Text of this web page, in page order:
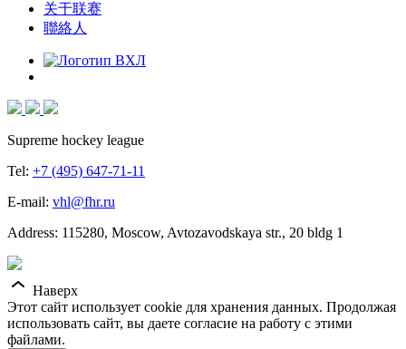
关于联赛
聯絡人
Supreme hockey league
Tel: +7 (495) 647-71-11
E-mail: vhl@fhr.ru
Address: 115280, Moscow, Avtozavodskaya str., 20 bldg 1
Наверх
Этот сайт использует cookie для хранения данных. Продолжая
использовать сайт, вы даете согласие на работу с этими
файлами.